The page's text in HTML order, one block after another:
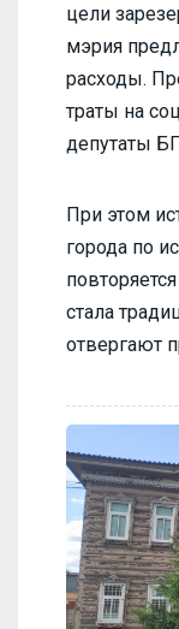
цели
мэрия
расходы.
траты на
депутаты
При этом
города по
стала
отвергают